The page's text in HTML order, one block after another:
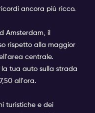
ancora più ricco.
Amsterdam, il
rispetto alla maggior
centrale.
tua auto sulla strada
all'ora.
turistiche e dei